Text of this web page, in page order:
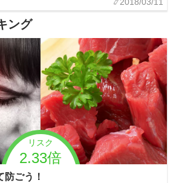
2018/03/11
ング
リスク
2.33倍
防ごう！